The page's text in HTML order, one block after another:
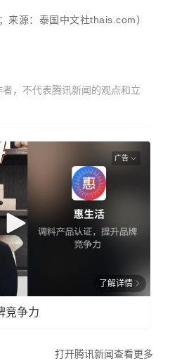
来源：泰国中文社thais.com）
，不代表腾讯新闻的观点和立
广告
了解详情
竞争力
打开腾讯新闻查看更多